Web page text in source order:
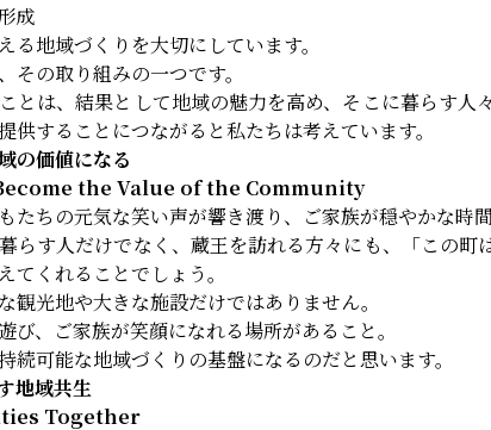
成
る地域づくりを大切にしています。
その取り組みの一つです。
とは、結果として地域の魅力を高め、そこに暮らす人
供することにつながると私たちは考えています。
の価値になる
the Value of the Community
たちの元気な笑い声が響き渡り、ご家族が穏やかな時
らす人だけでなく、蔵王を訪れる方々にも、「この町
てくれることでしょう。
観光地や大きな施設だけではありません。
び、ご家族が笑顔になれる場所があること。
続可能な地域づくりの基盤になるのだと思います。
地域共生
Together